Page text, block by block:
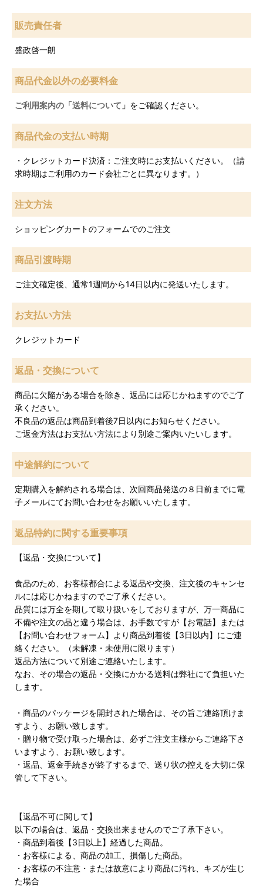
販売責任者
盛政啓一朗
商品代金以外の必要料金
ご利用案内の「送料について」 をご確認ください。
商品代金の支払い時期
・クレジットカード決済：ご注文時にお支払いください。（請
求時期はご利用のカード会社ごとに異なります。）
注文方法
ショッピングカートのフォームでのご注文
商品引渡時期
ご注文確定後、通常1週間から14日以内に発送いたします。
お支払い方法
クレジットカード
返品・交換について
商品に欠陥がある場合を除き、返品には応じかねますのでご了
承ください。
不良品の返品は商品到着後7日以内にお知らせください。
ご返金方法はお支払い方法により別途ご案内いたいします。
中途解約について
定期購入を解約される場合は、次回商品発送の８日前までに電
子メールにてお問い合わせをお願いいたします。
返品特約に関する重要事項
【返品・交換について】
食品のため、お客様都合による返品や交換、注文後のキャンセ
ルには応じかねますのでご了承ください。
品質には万全を期して取り扱いをしておりますが、万一商品に
不備や注文の品と違う場合は、お手数ですが【お電話】または
【お問い合わせフォーム】より商品到着後【3日以内】にご連
絡ください。（未解凍・未使用に限ります）
返品方法について別途ご連絡いたします。
なお、その場合の返品・交換にかかる送料は弊社にて負担いた
します。
・商品のパッケージを開封された場合は、その旨ご連絡頂けま
すよう、お願い致します。
・贈り物で受け取った場合は、必ずご注文主様からご連絡下さ
いますよう、お願い致します。
・返品、返金手続きが終了するまで、送り状の控えを大切に保
管して下さい。
【返品不可に関して】
以下の場合は、返品・交換出来ませんのでご了承下さい。
・商品到着後【3日以上】経過した商品。
・お客様による、商品の加工、損傷した商品。
・お客様の不注意・または故意により商品に汚れ、キズが生じ
た場合